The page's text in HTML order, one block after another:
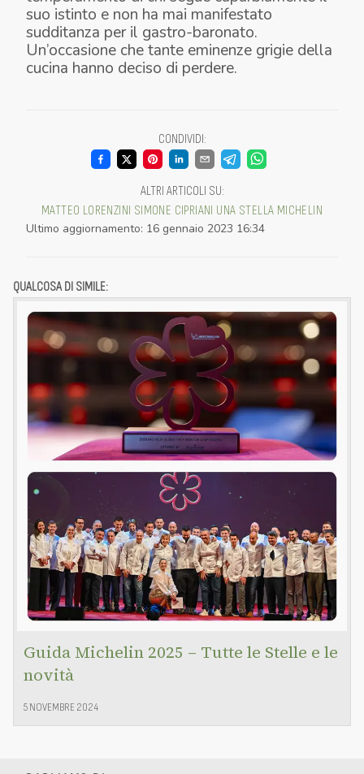
suo istinto e non ha mai manifestato
sudditanza per il gastro-baronato.
Un’occasione che tante eminenze grigie della
cucina hanno deciso di perdere.
CONDIVIDI:
ALTRI ARTICOLI SU:
MATTEO LORENZINI SIMONE CIPRIANI UNA STELLA MICHELIN
Ultimo aggiornamento: 16 gennaio 2023 16:34
QUALCOSA DI SIMILE:
Guida Michelin 2025 – Tutte le Stelle e le
novità
5 NOVEMBRE 2024